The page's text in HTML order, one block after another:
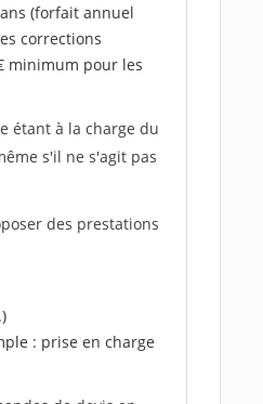
(forfait annuel
corrections
minimum pour les
étant à la charge du
s'il ne s'agit pas
des prestations
: prise en charge